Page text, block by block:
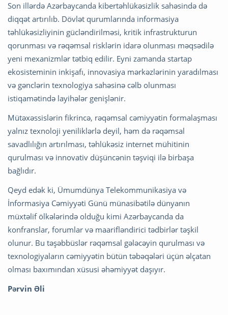
Son illərdə Azərbaycanda kibertəhlükəsizlik sahəsində də
diqqət artırılıb. Dövlət qurumlarında informasiya
təhlükəsizliyinin gücləndirilməsi, kritik infrastrukturun
qorunması və rəqəmsal risklərin idarə olunması məqsədilə
yeni mexanizmlər tətbiq edilir. Eyni zamanda startap
ekosisteminin inkişafı, innovasiya mərkəzlərinin yaradılması
və gənclərin texnologiya sahəsinə cəlb olunması
istiqamətində layihələr genişlənir.
Mütəxəssislərin fikrincə, rəqəmsal cəmiyyətin formalaşması
yalnız texnoloji yeniliklərlə deyil, həm də rəqəmsal
savadlılığın artırılması, təhlükəsiz internet mühitinin
qurulması və innovativ düşüncənin təşviqi ilə birbaşa
bağlıdır.
Qeyd edək ki, Ümumdünya Telekommunikasiya və
İnformasiya Cəmiyyəti Günü münasibətilə dünyanın
müxtəlif ölkələrində olduğu kimi Azərbaycanda da
konfranslar, forumlar və maarifləndirici tədbirlər təşkil
olunur. Bu təşəbbüslər rəqəmsal gələcəyin qurulması və
texnologiyaların cəmiyyətin bütün təbəqələri üçün əlçatan
olması baxımından xüsusi əhəmiyyət daşıyır.
Pərvin Əli